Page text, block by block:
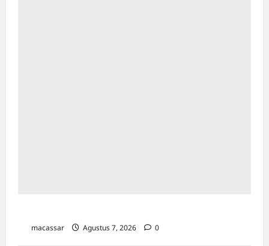
macassar Agustus 7, 2026 0